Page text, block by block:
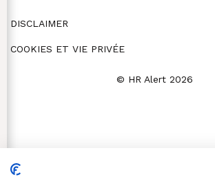
DISCLAIMER
COOKIES ET VIE PRIVÉE
© HR Alert 2026